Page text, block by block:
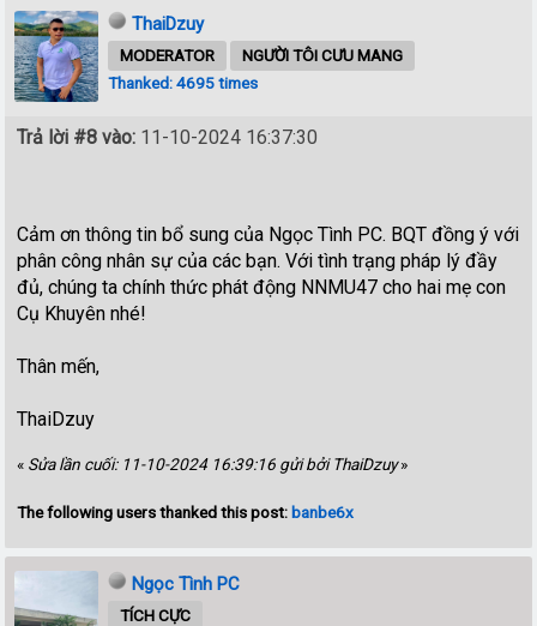
ThaiDzuy
MODERATOR
NGƯỜI TÔI CƯU MANG
Thanked: 4695 times
Trả lời #8 vào: 11-10-2024 16:37:30
Cảm ơn thông tin bổ sung của Ngọc Tình PC. BQT đồng ý với
phân công nhân sự của các bạn. Với tình trạng pháp lý đầy
đủ, chúng ta chính thức phát động NNMU47 cho hai mẹ con
Cụ Khuyên nhé!
Thân mến,
ThaiDzuy
« Sửa lần cuối: 11-10-2024 16:39:16 gửi bởi ThaiDzuy»
The following users thanked this post: banbe6x
Ngọc Tình PC
TÍCH CỰC